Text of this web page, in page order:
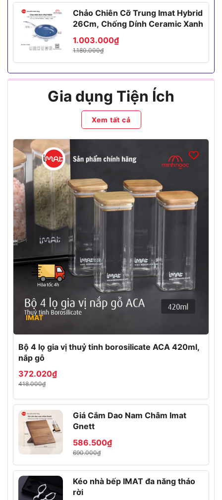
Chảo Chiên Cỡ Trung Imat Hybrid
26Cm, Chống Dính Ceramic Xanh
1.003.000₫
1.180.000₫
Gia dụng Tiện Ích
Xem tất cả
IMAT
Bộ 4 lọ gia vị thuỷ tinh borosilicate ACA 420ml,
nắp gỗ
372.020₫
418.000₫
Giá Cắm Dao Nam Châm Imat
Gnett
586.500₫
690.000₫
Kéo nhà bếp IMAT đa năng tháo
rời